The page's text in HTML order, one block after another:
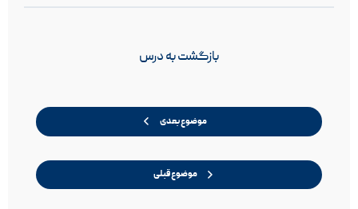
موضوع قبلی
بازگشت به درس
موضوع بعدی